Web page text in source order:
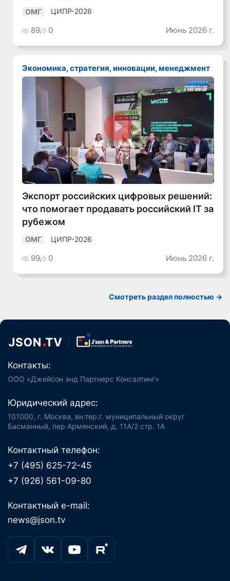
ОМГ ЦИПР-2026
89 0 Июнь 2026 г.
Экономика, стратегия, инновации, менеджмент
Смотреть видео
Экспорт российских цифровых решений:
что помогает продавать российский IT за
рубежом
ОМГ ЦИПР-2026
99 0 Июнь 2026 г.
Смотреть раздел полностью ->
Контакты:
ООО «Джейсон энд Партнерс Консалтинг»
Юридический адрес:
101000, г. Москва, вн.тер.г. муниципальный округ
Басманный, пер Армянский, д. 11А/2 стр. 1А
Контактный телефон:
+7 (495) 625-72-45
+7 (926) 561-09-80
Контактный e-mail:
news@json.tv